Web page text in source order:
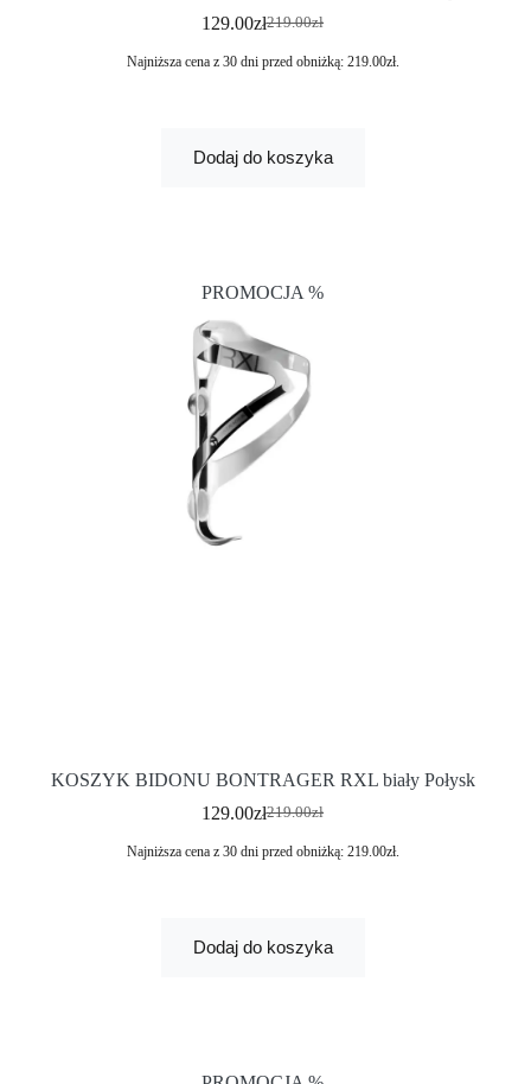
219.00zł
129.00zł
Najniższa cena z 30 dni przed obniżką: 219.00zł.
Dodaj do koszyka
PROMOCJA %
KOSZYK BIDONU BONTRAGER RXL biały Połysk
219.00zł
129.00zł
Najniższa cena z 30 dni przed obniżką: 219.00zł.
Dodaj do koszyka